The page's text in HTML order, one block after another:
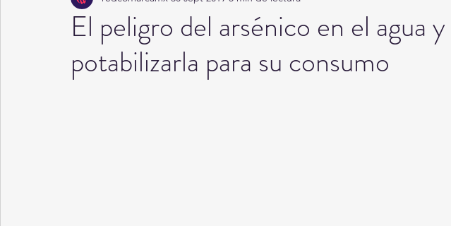
Round Cero Columnistas CDMX Nacionales
El peligro del arsénico en el agua
potabilizarla para su consumo